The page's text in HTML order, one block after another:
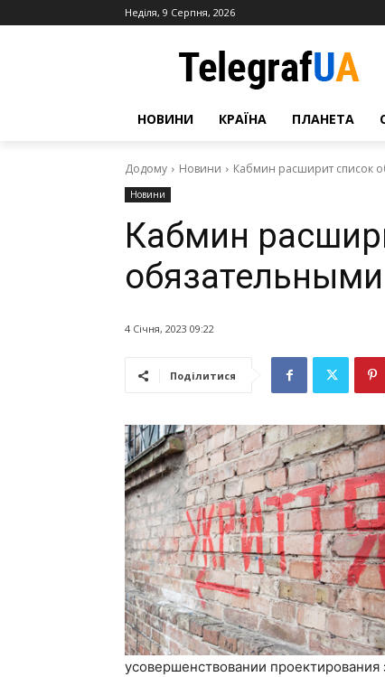
Неділя, 9 Серпня, 2026
НОВИНИ КРАЇНА ПЛАНЕТА
Додому Новини Кабмин расширит список
Новини
Кабмин
4 Січня, 2023 09:22
Поділитися
усовершенствовании